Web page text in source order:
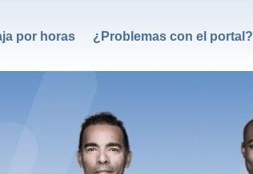
por horas ¿Problemas con el portal?